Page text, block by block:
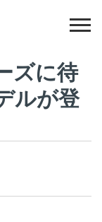
ズに待
ルが登